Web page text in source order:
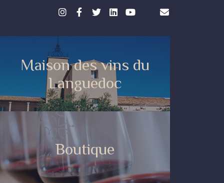
Maison des vins du
Languedoc
Boutique